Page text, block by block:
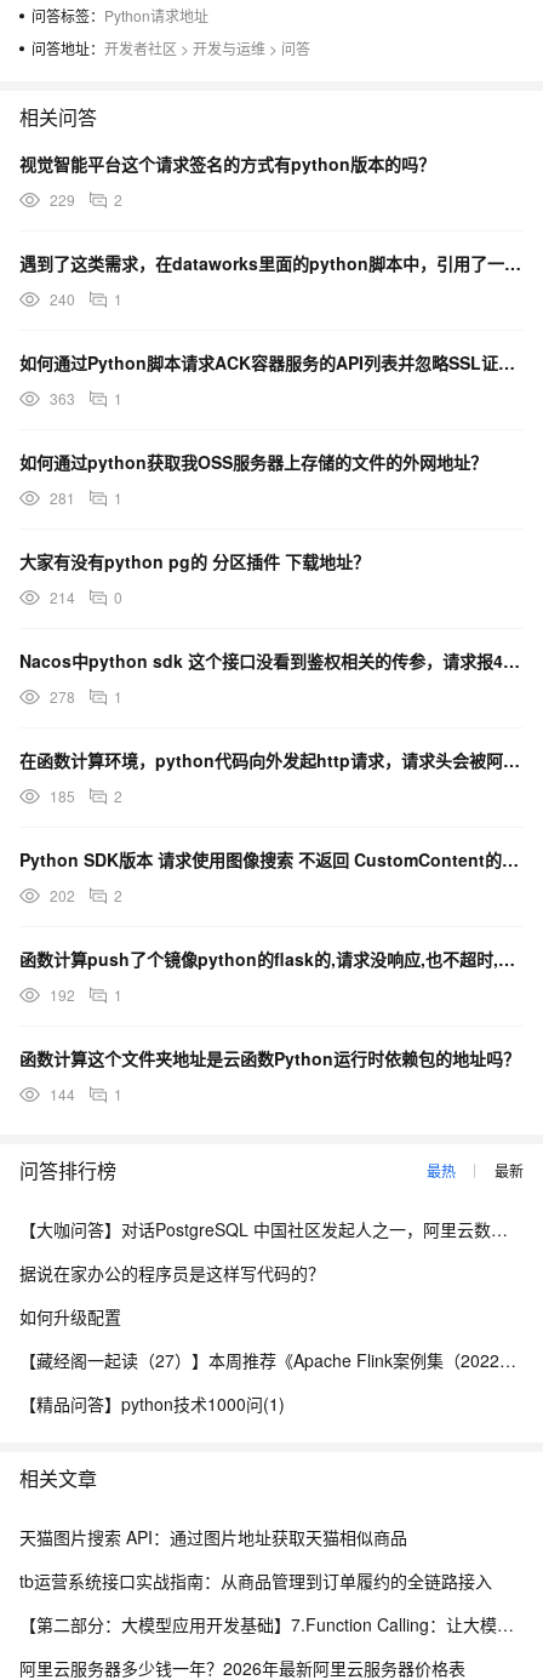
ackages\flask\app.py", line 990, in run
File
File
    srv = make_server(
File
ackages\werkzeug\serving.py", line 847, in make_server
ackages\werkzeug\serving.py", line 740, in __init__
    HTTPServer.__init__(self, server_address, handler)
File
File
    socketserver.TCPServer.server_bind(self)
    self.socket.bind(self.server_address)
改成 app(host='localhost',port=4444)
之后ECS服务器上访
误。。
问答标签： Python请求地址
问答地址： 开发者社区 > 开发与运维 > 问答
相关问答
视觉智能平台这个请求签名的方式有python版本的吗？
229 2
遇到了这类需求，在dataworks里面的python脚本中，引用了一个服务器地址？
240 1
如何通过Python脚本请求ACK容器服务的API列表并忽略SSL证书验证？
363 1
如何通过python获取我OSS服务器上存储的文件的外网地址？
281 1
大家有没有python pg的 分区插件 下载地址？
214 0
Nacos中python sdk 这个接口没看到鉴权相关的传参，请求报403怎么办？
278 1
在函数计算环境，python代码向外发起http请求，请求头会被阿里云修改么？
185 2
Python SDK版本 请求使用图像搜索 不返回 CustomContent的字段吗？
202 2
函数计算push了个镜像python的flask的,请求没响应,也不超时,也没有日志,是啥情况哦?
192 1
函数计算这个文件夹地址是云函数Python运行时依赖包的地址吗？
144 1
问答排行榜 最热 最新
【大咖问答】对话PostgreSQL 中国社区发起人之一，阿里云数据库高级专家 德哥
据说在家办公的程序员是这样写代码的？
如何升级配置
【藏经阁一起读（27）】本周推荐《Apache Flink案例集（2022版）》，你有哪些心得？
【精品问答】python技术1000问(1)
相关文章
天猫图片搜索 API：通过图片地址获取天猫相似商品
tb运营系统接口实战指南：从商品管理到订单履约的全链路接入
【第二部分：大模型应用开发基础】7.Function Calling：让大模型调用真实程序能力
阿里云服务器多少钱一年？2026年最新阿里云服务器价格表